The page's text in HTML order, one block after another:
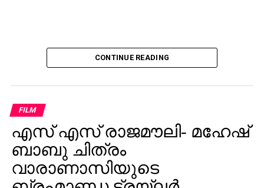
CONTINUE READING
FILM
എസ് എസ് രാജമൗലി- മഹേഷ്
ബാബു ചിത്രം
വാരാണാസിയുടെ
ബ്രഹ്മാണ്ഡ ട്രയ്ലർ